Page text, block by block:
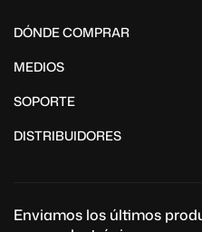
DÓNDE COMPRAR
MEDIOS
SOPORTE
DISTRIBUIDORES
Enviamos los últimos